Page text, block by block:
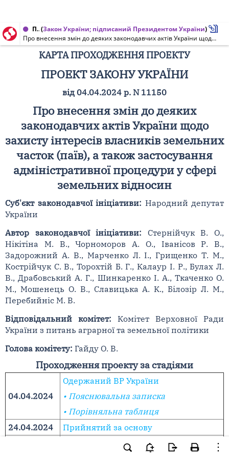
Проект Закону України, Карта проходження проекту від 15.10.2024 № 11150(Закон України; підписаний Президентом України)
Про внесення змін до деяких законодавчих актів України щодо захисту інтересів власників земельних часток (паїв), а також застосування адміністративної процедури у сфері земельних відносин